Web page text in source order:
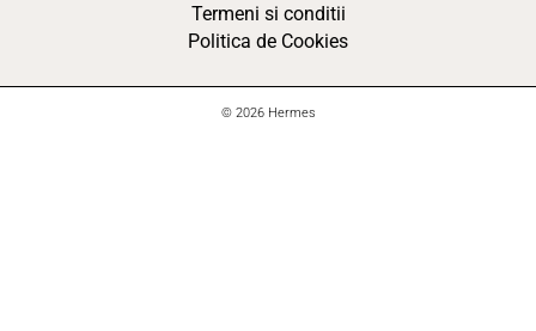
Termeni si conditii
Politica de Cookies
© 2026 Hermes